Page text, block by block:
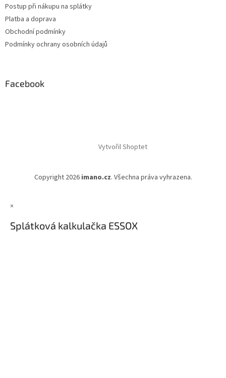
Postup při nákupu na splátky
Platba a doprava
Obchodní podmínky
Podmínky ochrany osobních údajů
Facebook
Vytvořil Shoptet
Copyright 2026 imano.cz. Všechna práva vyhrazena.
×
Splátková kalkulačka ESSOX